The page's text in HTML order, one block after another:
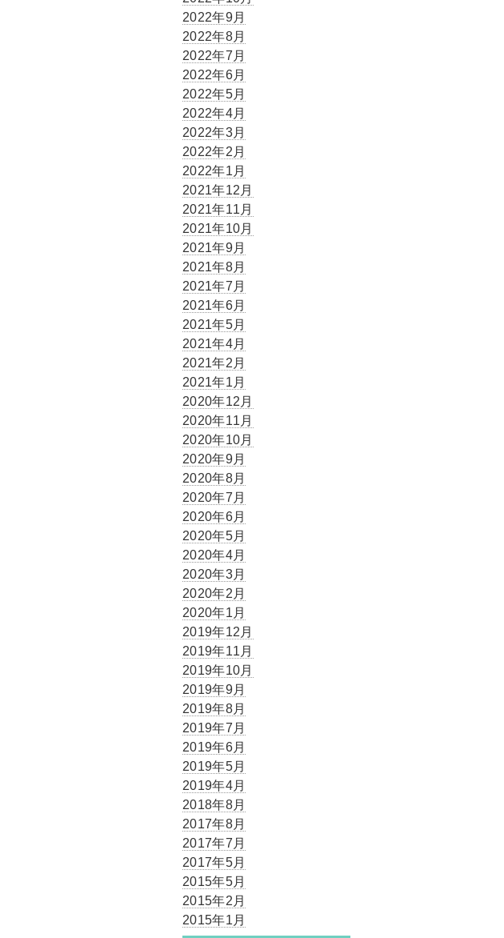
2022年9月
2022年8月
2022年7月
2022年6月
2022年5月
2022年4月
2022年3月
2022年2月
2022年1月
2021年12月
2021年11月
2021年10月
2021年9月
2021年8月
2021年7月
2021年6月
2021年5月
2021年4月
2021年2月
2021年1月
2020年12月
2020年11月
2020年10月
2020年9月
2020年8月
2020年7月
2020年6月
2020年5月
2020年4月
2020年3月
2020年2月
2020年1月
2019年12月
2019年11月
2019年10月
2019年9月
2019年8月
2019年7月
2019年6月
2019年5月
2019年4月
2018年8月
2017年8月
2017年7月
2017年5月
2015年5月
2015年2月
2015年1月